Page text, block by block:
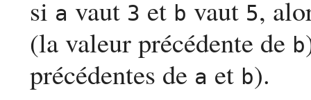
si a vaut 3 et b vaut 5,
(la valeur précédente de b
précédentes de a et b).